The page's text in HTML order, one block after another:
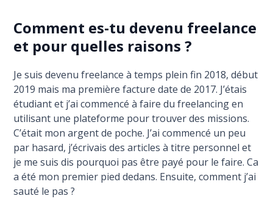
Comment es-tu devenu freelance
et pour quelles raisons ?
Je suis devenu freelance à temps plein fin 2018, début
2019 mais ma première facture date de 2017. J’étais
étudiant et j’ai commencé à faire du freelancing en
utilisant une plateforme pour trouver des missions.
C’était mon argent de poche. J’ai commencé un peu
par hasard, j’écrivais des articles à titre personnel et
je me suis dis pourquoi pas être payé pour le faire. Ca
a été mon premier pied dedans. Ensuite, comment j’ai
sauté le pas ?